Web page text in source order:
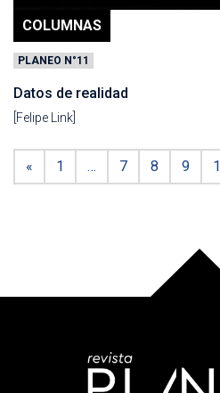
COLUMNAS
PLANEO N°11
Datos de realidad
[Felipe Link]
« 1 … 7 8 9